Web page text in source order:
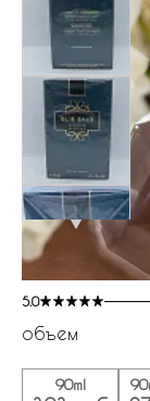
5.0
объем
90ml